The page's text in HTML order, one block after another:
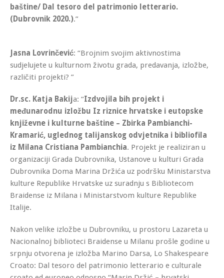
baštine/ Dal tesoro del patrimonio letterario.
(Dubrovnik 2020.).”
Jasna Lovrinčević: “Brojnim svojim aktivnostima
sudjelujete u kulturnom životu grada, predavanja, izložbe,
različiti projekti? ”
Dr.sc. Katja Bakija: “Izdvojila bih projekt i
međunarodnu izložbu Iz riznice hrvatske i eutopske
književne i kulturne baštine – Zbirka Pambianchi-
Kramarić, uglednog talijanskog odvjetnika i bibliofila
iz Milana Cristiana Pambianchia. Projekt je realiziran u
organizaciji Grada Dubrovnika, Ustanove u kulturi Grada
Dubrovnika Doma Marina Držića uz podršku Ministarstva
kulture Republike Hrvatske uz suradnju s Bibliotecom
Braidense iz Milana i Ministarstvom kulture Republike
Italije.
Nakon velike izložbe u Dubrovniku, u prostoru Lazareta u
Nacionalnoj biblioteci Braidense u Milanu prošle godine u
srpnju otvorena je izložba Marino Darsa, Lo Shakespeare
Croato: Dal tesoro del patrimonio letterario e culturale